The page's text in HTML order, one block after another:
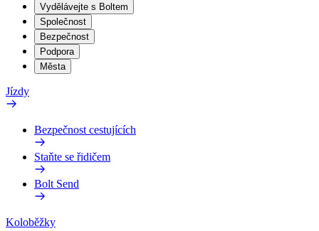
Vydělávejte s Boltem
Společnost
Bezpečnost
Podpora
Města
Jízdy
Bezpečnost cestujících
Staňte se řidičem
Bolt Send
Koloběžky